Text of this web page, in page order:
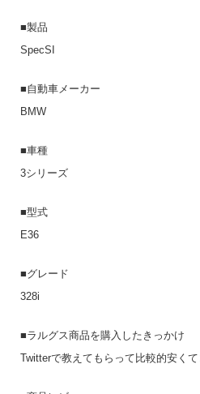
■製品
SpecSI
■自動車メーカー
BMW
■車種
3シリーズ
■型式
E36
■グレード
328i
■ラルグス商品を購入したきっかけ
Twitterで教えてもらって比較的安く